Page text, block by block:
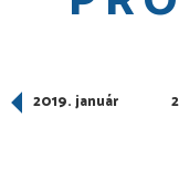
2019. január